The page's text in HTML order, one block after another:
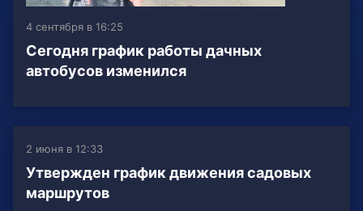
4 сентября в 16:25
Сегодня график работы дачных
автобусов изменился
2 июня в 12:33
Утвержден график движения садовых
маршрутов